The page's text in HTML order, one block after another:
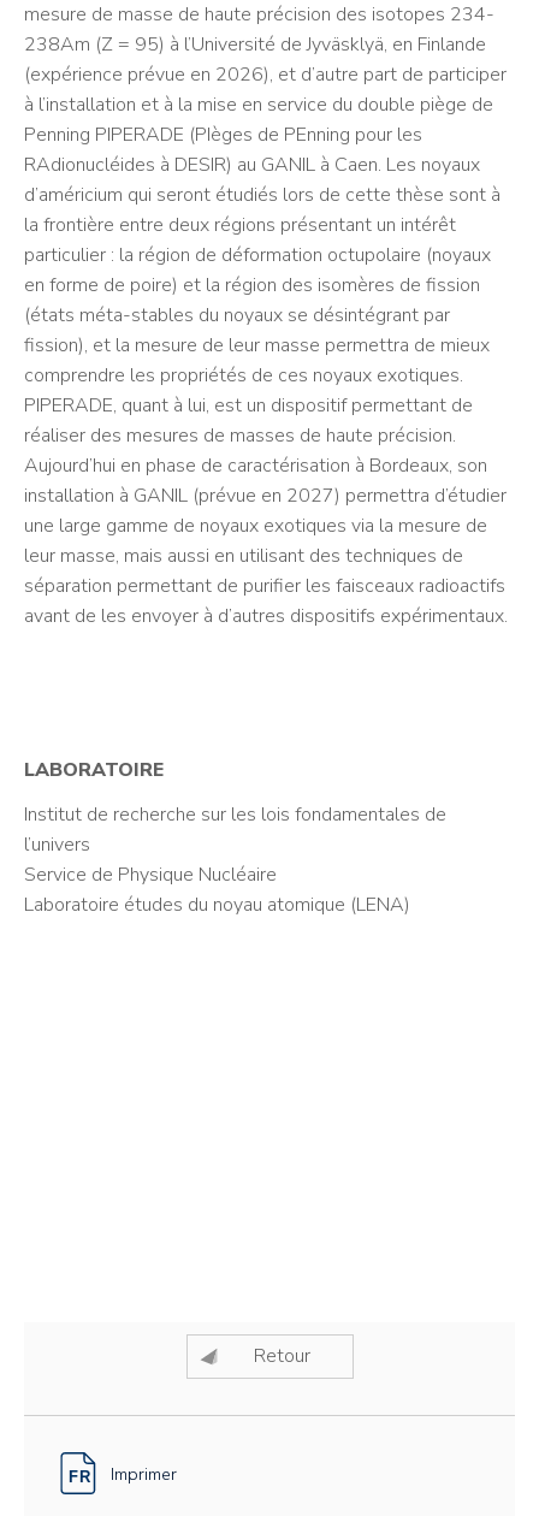
mesure de masse de haute précision des isotopes 234-
238Am (Z = 95) à l’Université de Jyväsklyä, en Finlande
(expérience prévue en 2026), et d’autre part de participer
à l’installation et à la mise en service du double piège de
Penning PIPERADE (PIèges de PEnning pour les
RAdionucléides à DESIR) au GANIL à Caen. Les noyaux
d’américium qui seront étudiés lors de cette thèse sont à
la frontière entre deux régions présentant un intérêt
particulier : la région de déformation octupolaire (noyaux
en forme de poire) et la région des isomères de fission
(états méta-stables du noyaux se désintégrant par
fission), et la mesure de leur masse permettra de mieux
comprendre les propriétés de ces noyaux exotiques.
PIPERADE, quant à lui, est un dispositif permettant de
réaliser des mesures de masses de haute précision.
Aujourd’hui en phase de caractérisation à Bordeaux, son
installation à GANIL (prévue en 2027) permettra d’étudier
une large gamme de noyaux exotiques via la mesure de
leur masse, mais aussi en utilisant des techniques de
séparation permettant de purifier les faisceaux radioactifs
avant de les envoyer à d’autres dispositifs expérimentaux.
LABORATOIRE
Institut de recherche sur les lois fondamentales de
l’univers
Service de Physique Nucléaire
Laboratoire études du noyau atomique (LENA)
Retour
Imprimer